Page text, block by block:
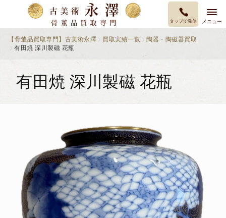
タップで発信 メニュー
【骨董品買取専門】古美術永澤 買取実績一覧
陶器・陶磁器買取
有田焼 深川製磁 花瓶
有田焼 深川製磁 花瓶